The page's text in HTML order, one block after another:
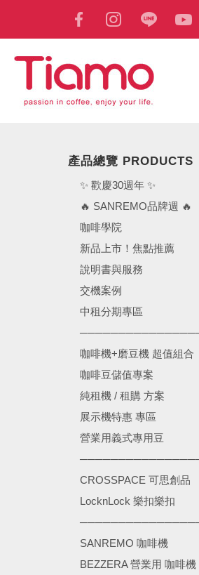
產品總覽 PRODUCTS
✨ 歡慶30週年 ✨
🔥 SANREMO品牌週 🔥
咖啡學院
新品上市！焦點推薦
說明書與服務
交機案例
中租分期專區
咖啡機+磨豆機 超值組合
咖啡豆儲值專案
純租機 / 租購 方案
展示機特惠 專區
營業用義式專用豆
CROSSPACE 可思創品
LocknLock 樂扣樂扣
SANREMO 咖啡機
BEZZERA 營業用 咖啡機